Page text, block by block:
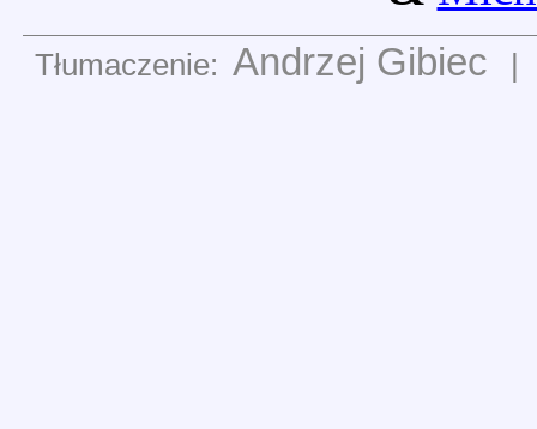
Tłumaczenie: Andrzej Gibiec |